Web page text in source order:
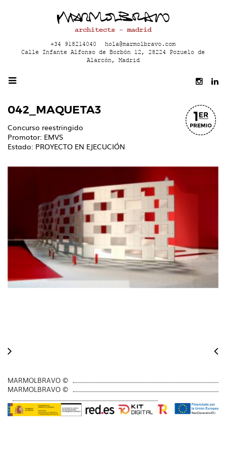
architects - madrid
+34 918214040
hola@marmolbravo.com
Calle Infante Alfonso de Borbón 12, 28224 Pozuelo de
Alarcón, Madrid
042_MAQUETA3
Concurso reestringido
Promotor: EMVS
Estado: PROYECTO EN EJECUCIÓN
MARMOLBRAVO ©
MARMOLBRAVO ©